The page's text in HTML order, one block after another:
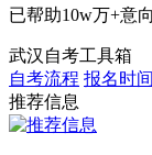
已帮助10w万+意
武汉自考工具箱
自考流程 报名时间
推荐信息